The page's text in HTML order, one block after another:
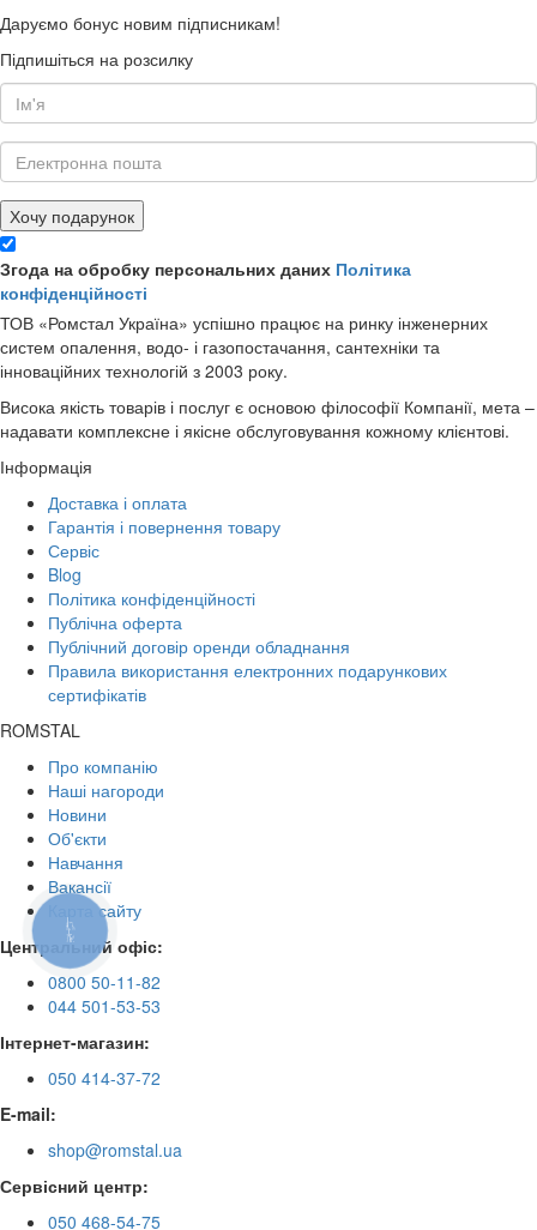
Даруємо бонус новим підписникам!
Підпишіться на розсилку
Хочу подарунок
Згода на обробку персональних даних Політика
конфіденційності
ТОВ «Ромстал Україна» успішно працює на ринку інженерних
систем опалення, водо- і газопостачання, сантехніки та
інноваційних технологій з 2003 року.
Висока якість товарів і послуг є основою філософії Компанії, мета –
надавати комплексне і якісне обслуговування кожному клієнтові.
Інформація
Доставка і оплата
Гарантія і повернення товару
Сервіс
Blog
Політика конфіденційності
Публічна оферта
Публічний договір оренди обладнання
Правила використання електронних подарункових
сертифікатів
ROMSTAL
Про компанію
Наші нагороди
Новини
Об'єкти
Навчання
Вакансії
Карта сайту
Центральний офіс:
0800 50-11-82
044 501-53-53
Інтернет-магазин:
050 414-37-72
E-mail:
shop@romstal.ua
Сервісний центр:
050 468-54-75
КНОПКА
ЗВ'ЯЗКУ